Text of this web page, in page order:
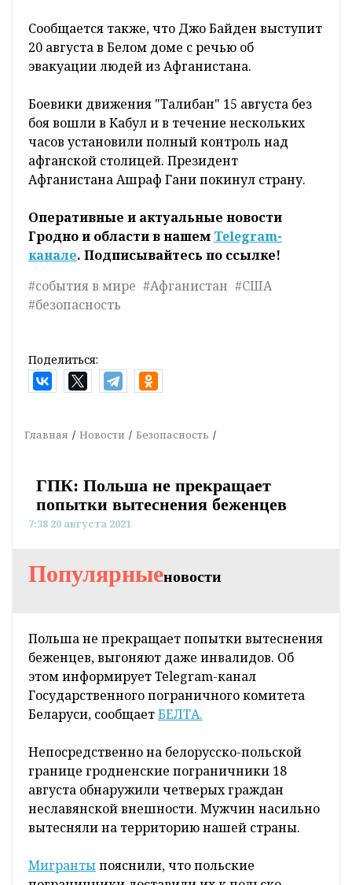
Сообщается также, что Джо Байден выступит
20 августа в Белом доме с речью об
эвакуации людей из Афганистана.
Боевики движения "Талибан" 15 августа без
боя вошли в Кабул и в течение нескольких
часов установили полный контроль над
афганской столицей. Президент
Афганистана Ашраф Гани покинул страну.
Оперативные и актуальные новости
Гродно и области в нашем Telegram-
канале. Подписывайтесь по ссылке!
#события в мире #Афганистан #США
#безопасность
Поделиться:
Главная Новости Безопасность
ГПК: Польша не прекращает
попытки вытеснения беженцев
7:38 20 августа 2021
Популярные новости
Польша не прекращает попытки вытеснения
беженцев, выгоняют даже инвалидов. Об
Государственного пограничного комитета